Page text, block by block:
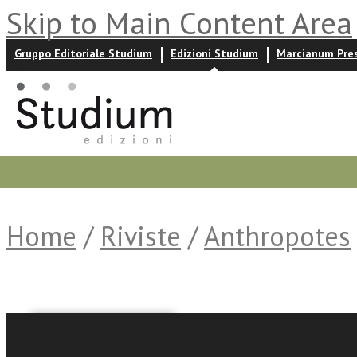
Skip to Main Content Area
Gruppo Editoriale Studium Edizioni Studium Marcianum
Home / Riviste /Anthropotes